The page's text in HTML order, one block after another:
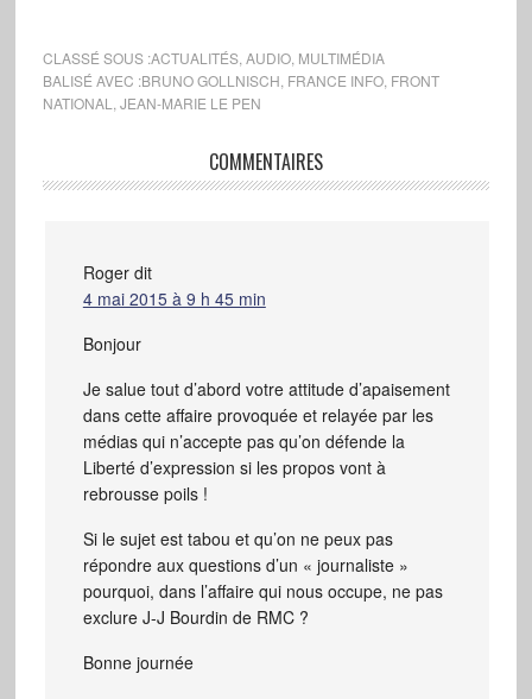
CLASSÉ SOUS :ACTUALITÉS, AUDIO, MULTIMÉDIA
BALISÉ AVEC :BRUNO GOLLNISCH FRANCE INFO, FRONT
NATIONAL
JEAN-MARIE LE PEN
COMMENTAIRES
Roger dit
4 mai 2015 à 9 h 45 min
Bonjour
Je salue tout d’abord votre attitude d’apaisement
dans cette affaire provoquée et relayée par les
médias qui n’accepte pas qu’on défende la
Liberté d’expression si les propos vont à
rebrousse poils !
Si le sujet est tabou et qu’on ne peux pas
répondre aux questions d’un « journaliste »
pourquoi, dans l’affaire qui nous occupe, ne pas
exclure J-J Bourdin de RMC ?
Bonne journée